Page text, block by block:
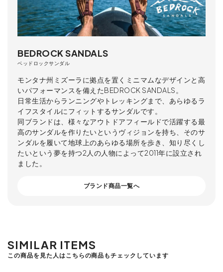
BEDROCK SANDALS
ベッドロックサンダル
モンタナ州ミズーラに拠点を置くミニマムなデザインと高
いパフォーマンスを備えたBEDROCK SANDALS。
日常生活からランニングやトレッキングまで、あらゆるラ
イフスタイルにフィットするサンダルです。
同ブランドは、様々なアウトドアフィールドで活躍する最
高のサンダルを作りたいというヴィジョンを持ち、そのサ
ンダルを履いて地球上のあらゆる場所を歩き、知り尽くし
たいという夢を持つ2人の人物によって2011年に設立され
ました。
ブランド商品一覧へ
SIMILAR ITEMS
この商品を見た人はこちらの商品もチェックしています